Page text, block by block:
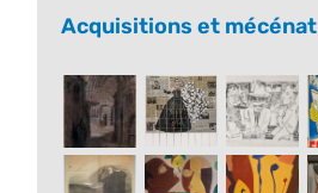
Acquisitions et mécénat